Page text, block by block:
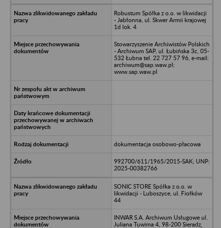
Robustum Spółka z o.o. w likwidacji
- Jabłonna, ul. Skwer Armii krajowej
1d lok. 4
Stowarzyszenie Archiwistów Polskich
- Archiwum SAP, ul. Łubińska 3c, 05-
532 Łubna tel. 22 727 57 96, e-mail:
archiwum@sap.waw.pl;
www.sap.waw.pl
dokumentacja osobowo-płacowa
992700/611/1965/2015-SAK; UNP:
2025-00382766
SONIC STORE Spółka z o.o. w
likwidacji - Luboszyce, ul. Fiołków
44
INWAR S.A. Archiwum Usługowe ul.
Juliana Tuwima 4, 98-200 Sieradz,